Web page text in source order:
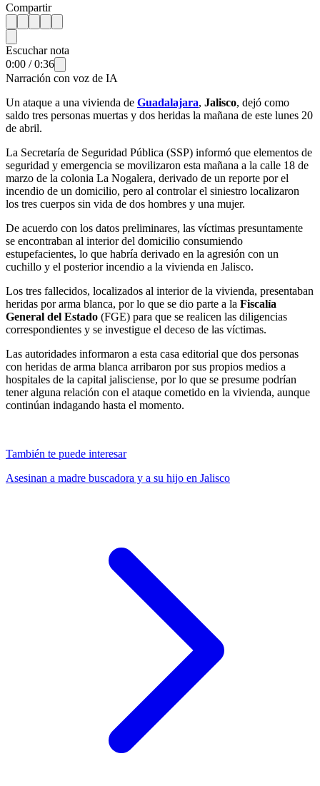
Compartir
Escuchar nota
0:00 /0:36
Narración con voz de IA
Un ataque a una vivienda de Guadalajara, Jalisco, dejó como
saldo tres personas muertas y dos heridas la mañana de este lunes 20
de abril.
La Secretaría de Seguridad Pública (SSP) informó que elementos de
seguridad y emergencia se movilizaron esta mañana a la calle 18 de
marzo de la colonia La Nogalera, derivado de un reporte por el
incendio de un domicilio, pero al controlar el siniestro localizaron
los tres cuerpos sin vida de dos hombres y una mujer.
De acuerdo con los datos preliminares, las víctimas presuntamente
se encontraban al interior del domicilio consumiendo
estupefacientes, lo que habría derivado en la agresión con un
cuchillo y el posterior incendio a la vivienda en Jalisco.
Los tres fallecidos, localizados al interior de la vivienda, presentaban
heridas por arma blanca, por lo que se dio parte a la Fiscalía
General del Estado (FGE) para que se realicen las diligencias
correspondientes y se investigue el deceso de las víctimas.
Las autoridades informaron a esta casa editorial que dos personas
con heridas de arma blanca arribaron por sus propios medios a
hospitales de la capital jalisciense, por lo que se presume podrían
tener alguna relación con el ataque cometido en la vivienda, aunque
continúan indagando hasta el momento.
También te puede interesar
Asesinan a madre buscadora y a su hijo en Jalisco